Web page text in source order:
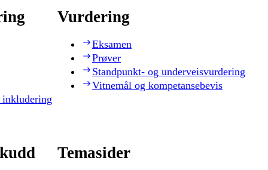
Vurdering
Eksamen
Prøver
Standpunkt- og underveisvurdering
Vitnemål og kompetansebevis
Temasider